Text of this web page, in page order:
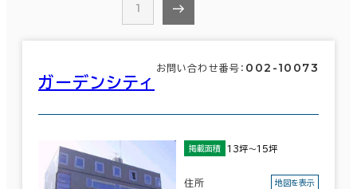
1
ガーデンシティ
お問い合わせ番号： 002-10073
掲載面積 13坪～15坪
住所
地図を表示